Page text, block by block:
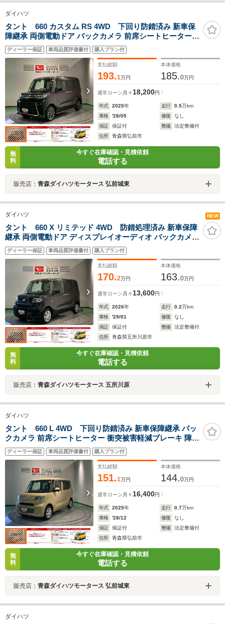
ダイハツ
タント 660 カスタム RS 4WD 下回り防錆済み 新車保
障継承 両側電動ドア バックカメラ 前席シートヒーター
衝突被害軽減ブレーキ 障害物センサー
ディーラー保証 車両品質評価書付 購入プラン付
支払総額
193.1万円
本体価格
185.0万円
通常ローン 月々18,200円
年式 2025年 走行 0.5万km
車検
'28/05 修復
なし
保証
保証付 整備
法定整備付
住所
青森県弘前市
無
料
今すぐ在庫確認・見積依頼
電話する
販売店： 青森ダイハツモータース 弘前城東
ダイハツ NEW
タント 660 X リミテッド 4WD 防錆処理済み 新車保障
継承 両側電動ドア ディスプレイオーディオ バックカメラ
前席シートヒーター 衝突被害軽減ブレーキ
ディーラー保証 車両品質評価書付 購入プラン付
支払総額
170.2万円
本体価格
163.0万円
通常ローン 月々13,600円
年式 2026年 走行 0.2万km
車検
'29/01 修復
なし
保証
保証付 整備
法定整備付
住所
青森県五所川原市
無
料
今すぐ在庫確認・見積依頼
電話する
販売店： 青森ダイハツモータース 五所川原
ダイハツ
タント 660 L 4WD 下回り防錆済み 新車保障継承 バッ
クカメラ 前席シートヒーター 衝突被害軽減ブレーキ 障害
物センサー
ディーラー保証 車両品質評価書付 購入プラン付
支払総額
151.1万円
本体価格
144.0万円
通常ローン 月々 16,400円
年式 2025年 走行 0.7万km
車検
'28/12 修復
なし
保証
保証付 整備
法定整備付
住所
青森県弘前市
無
料
今すぐ在庫確認・見積依頼
電話する
販売店： 青森ダイハツモータース 弘前城東
ダイハツ